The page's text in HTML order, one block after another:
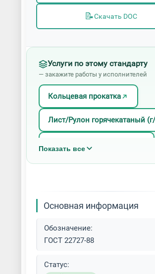
📝Скачать DOC
Услуги по этому стандарту
— закажите работы у исполнителей
Кольцевая прокатка
Лист/Рулон горячекатаный
Многовалковая прокатка
Плоский прокат
Поперечно-клиновая прокатка
Показать все
Основная информация
Обозначение:
ГОСТ 22727-88
Статус: